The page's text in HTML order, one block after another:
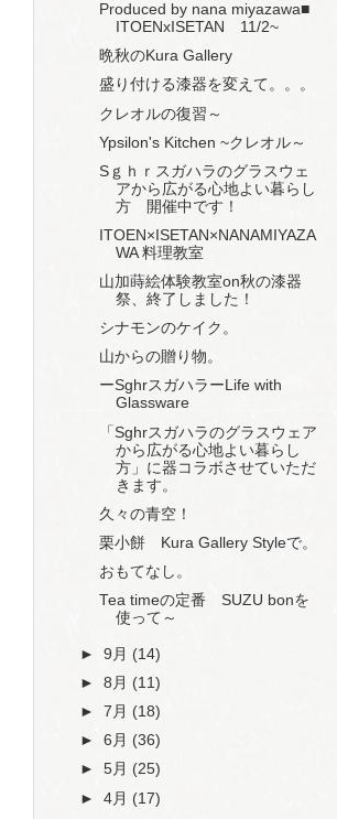
Produced by nana miyazawa■
ITOENxISETAN 11/2~
晩秋のKura Gallery
盛り付ける漆器を変えて。。。
クレオルの復習～
Ypsilon's Kitchen ~クレオル～
Sｇｈｒスガハラのグラスウェ
アから広がる心地よい暮らし
方 開催中です！
ITOEN×ISETAN×NANAMIYAZA
WA 料理教室
山加蒔絵体験教室on秋の漆器
祭、終了しました！
シナモンのケイク。
山からの贈り物。
ーSghrスガハラーLife with
Glassware
「Sghrスガハラのグラスウェア
から広がる心地よい暮らし
方」に器コラボさせていただ
きます。
久々の青空！
栗小餅 Kura Gallery Styleで。
おもてなし。
Tea timeの定番 SUZU bonを
使って～
►9月 (14)
►8月 (11)
►7月(18)
►6月 (36)
►5月 (25)
►4月 (17)